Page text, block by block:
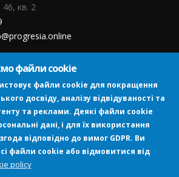
46, кв. 2
файли cookie
файли cookie для покращення
досвіду, аналізу відвідуваності та
та реклами. Деякі файли cookie
дані, і для їх використання
відповідно до вимог GDPR. Ви
файли cookie або відмовитися від
policy